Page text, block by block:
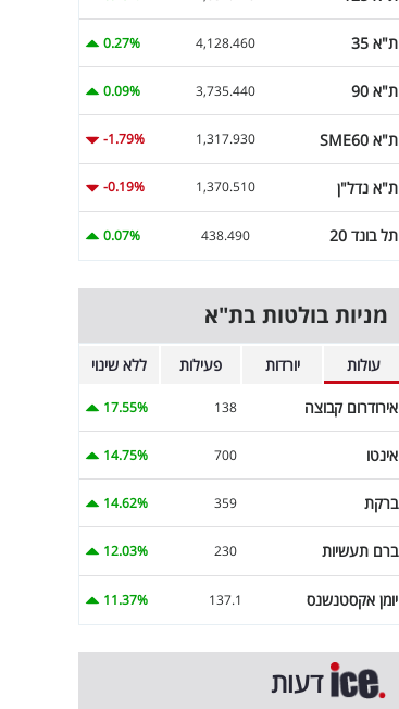
ת"א 35 4,128.460
0.27%
ת"א 90 3,735.440
0.09%
ת"א SME60 1,317.930
-1.79%
ת"א נדל"ן 1,370.510
-0.19%
תל בונד 20 438.490
0.07%
מניות בולטות בת"א
עולות יורדות פעילות ללא שינוי
אירודרום קבוצה 138
17.55%
אינטו 700
14.75%
ברקת 359
14.62%
ברם תעשיות 230
12.03%
יומן אקסטנשנס 137.1
11.37%
דעות